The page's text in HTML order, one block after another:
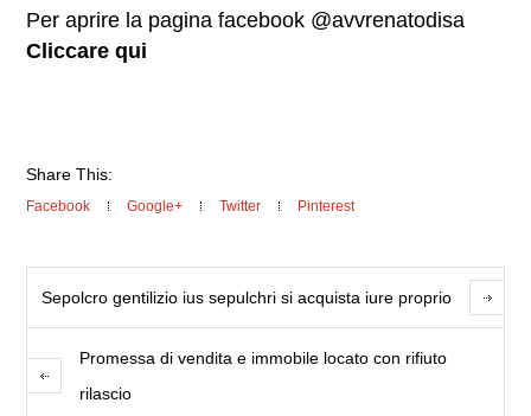
Per aprire la pagina facebook @avvrenatodisa
Cliccare qui
Share This:
Facebook Google+ Twitter Pinterest
Sepolcro gentilizio ius sepulchri si acquista iure proprio
Promessa di vendita e immobile locato con rifiuto
rilascio